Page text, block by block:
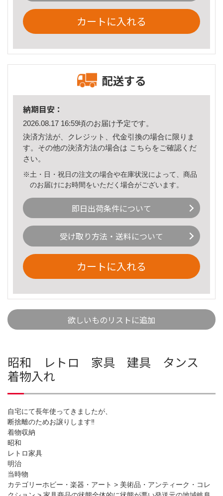
カートに入れる
配送する
納期目安：
2026.08.17 16:59頃のお届け予定です。
決済方法が、クレジット、代金引換の場合に限りま
す。その他の決済方法の場合は こちら をご確認くだ
さい。
※土・日・祝日の注文の場合や在庫状況によって、商品
のお届けにお時間をいただく場合がございます。
即日出荷条件について
受け取り方法・送料について
カートに入れる
欲しいものリストに追加
昭和 レトロ 家具 建具 タンス
着物入れ
自宅にて長年使ってきましたが、
断捨離のためお譲りします‼️
着物収納
昭和
レトロ家具
明治
当時物
カテゴリーホビー・楽器・アート > 美術品・アンティーク・コレ